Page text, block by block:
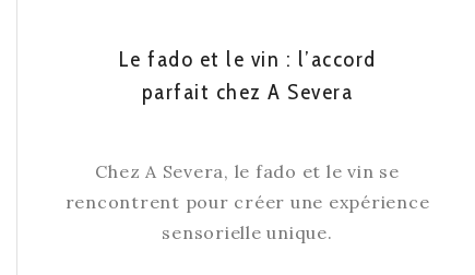
MILLIERS
DE
Le fado et le vin : l’accord
parfait chez A Severa
Chez A Severa, le fado et le vin se
rencontrent pour créer une expérience
sensorielle unique.